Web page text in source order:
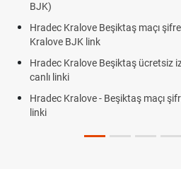
BJK)
Hradec Kralove Beşiktaş maçı
Kralove BJK link
Hradec Kralove Beşiktaş ücretsiz
canlı linki
Hradec Kralove - Beşiktaş maçı
linki